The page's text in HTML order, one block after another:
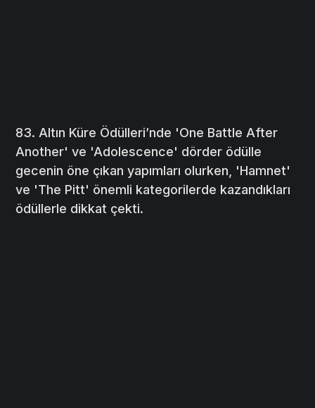
83. Altın Küre Ödülleri’nde 'One Battle After
Another' ve 'Adolescence' dörder ödülle
gecenin öne çıkan yapımları olurken, 'Hamnet'
ve 'The Pitt' önemli kategorilerde kazandıkları
ödüllerle dikkat çekti.